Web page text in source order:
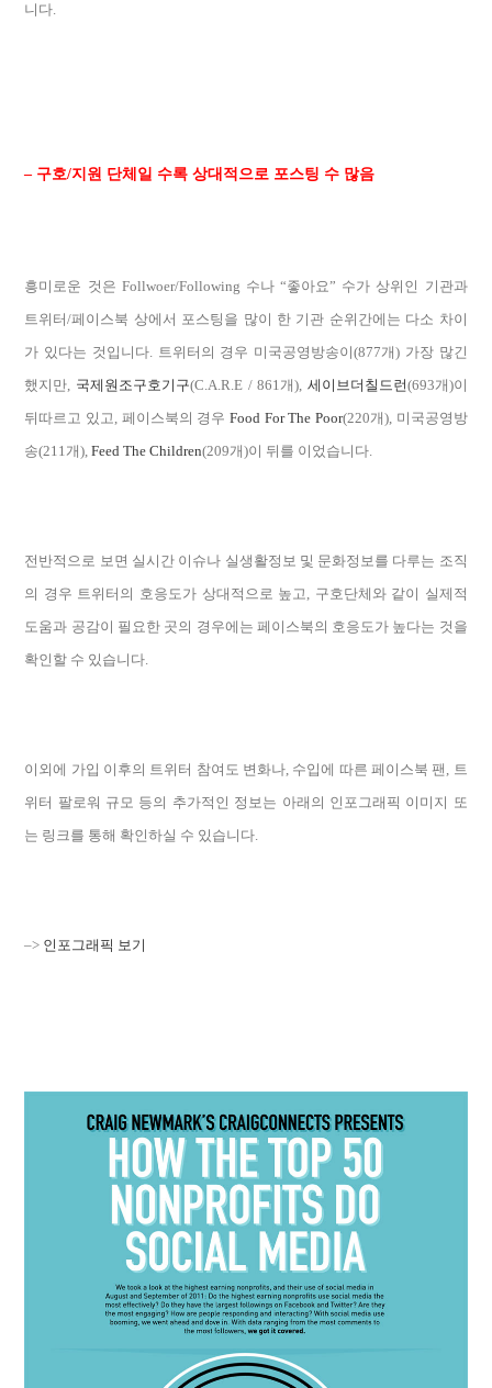
니다.
– 구호/지원 단체일 수록 상대적으로 포스팅 수 많음
흥미로운 것은 Follwoer/Following 수나 “좋아요” 수가 상위인 기관과
트위터/페이스북 상에서 포스팅을 많이 한 기관 순위간에는 다소 차이
가 있다는 것입니다. 트위터의 경우 미국공영방송이(877개) 가장 많긴
했지만, 국제원조구호기구(C.A.R.E / 861개), 세이브더칠드런(693개)이
뒤따르고 있고, 페이스북의 경우 Food For The Poor(220개), 미국공영방
송(211개),Feed The Children(209개)이 뒤를 이었습니다.
전반적으로 보면 실시간 이슈나 실생활정보 및 문화정보를 다루는 조직
의 경우 트위터의 호응도가 상대적으로 높고, 구호단체와 같이 실제적
도움과 공감이 필요한 곳의 경우에는 페이스북의 호응도가 높다는 것을
확인할 수 있습니다.
이외에 가입 이후의 트위터 참여도 변화나, 수입에 따른 페이스북 팬, 트
위터 팔로워 규모 등의 추가적인 정보는 아래의 인포그래픽 이미지 또
는 링크를 통해 확인하실 수 있습니다.
–> 인포그래픽 보기